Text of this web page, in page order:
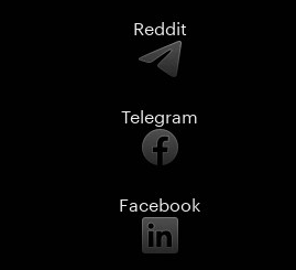
Reddit
Telegram
Facebook